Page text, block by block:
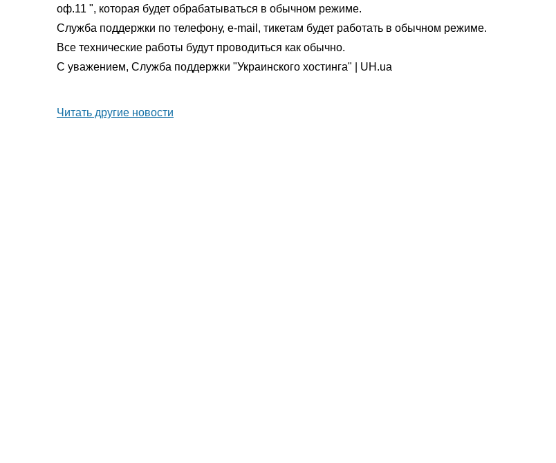
оф.11 ", которая будет обрабатываться в обычном режиме.
Служба поддержки по телефону, e-mail, тикетам будет работать в обычном режиме.
Все технические работы будут проводиться как обычно.
С уважением, Служба поддержки "Украинского хостинга" | UH.ua
Читать другие новости